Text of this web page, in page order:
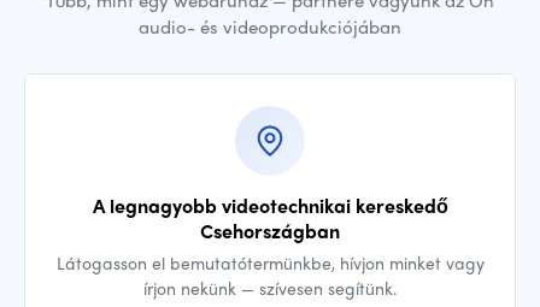
audio- és videoprodukciójában
A legnagyobb videotechnikai kereskedő
Csehországban
Látogasson el bemutatótermünkbe, hívjon minket vagy
írjon nekünk — szívesen segítünk.